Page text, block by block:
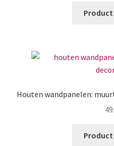
Product
Houten wandpanelen:
Product